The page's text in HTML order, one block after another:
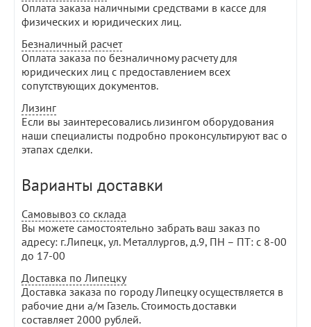
Оплата заказа наличными средствами в кассе для
физических и юридических лиц.
Безналичный расчет
Оплата заказа по безналичному расчету для
юридических лиц с предоставлением всех
сопутствующих документов.
Лизинг
Если вы заинтересовались лизингом оборудования
наши специалисты подробно проконсультируют вас о
этапах сделки.
Варианты доставки
Самовывоз со склада
Вы можете самостоятельно забрать ваш заказ по
адресу: г.Липецк, ул. Металлургов, д.9, ПН – ПТ: с 8-00
до 17-00
Доставка по Липецку
Доставка заказа по городу Липецку осуществляется в
рабочие дни а/м Газель. Стоимость доставки
составляет 2000 рублей.